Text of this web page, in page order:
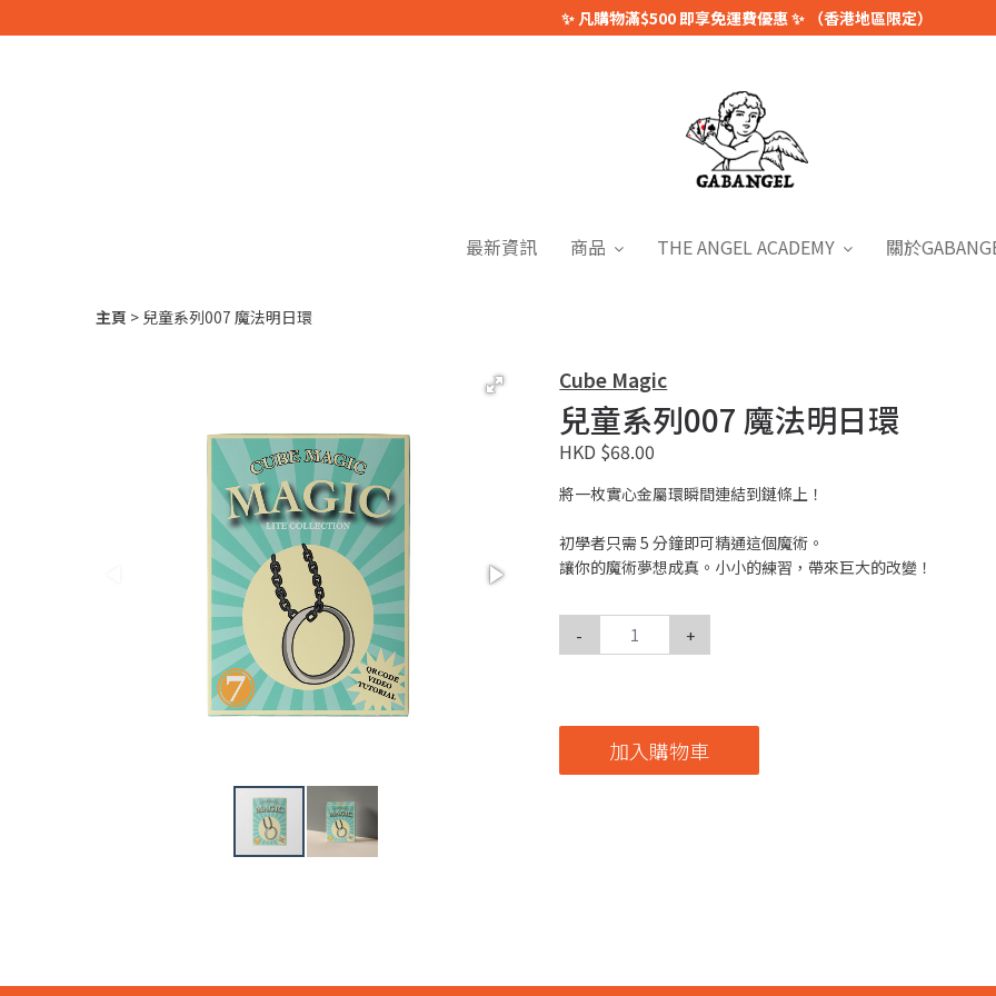
✨ 凡購物滿$500 即享免運費優惠 ✨ （香港地區限定）
最新資訊 商品 THE ANGEL ACADEMY 關於
主頁 兒童系列007 魔法明日環
Cube Magic
兒童系列007 魔法明日環
HKD $68.00
將一枚實心金屬環瞬間連結到鏈條上！
初學者只需 5 分鐘即可精通這個魔術。
讓你的魔術夢想成真。小小的練習，帶來巨大的改變！
- +
加入購物車